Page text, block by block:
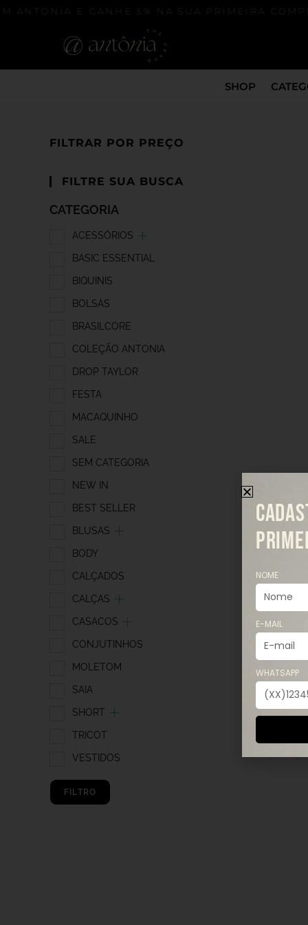
E GANHE 5% NA SUA PRIMEIRA
SHOP
FILTRAR POR PREÇO
FILTRE SUA BUSCA
CATEGORIA
ACESSÓRIOS
BASIC ESSENTIAL
BIQUINIS
BOLSAS
BRASILCORE
COLEÇÃO ANTONIA
DROP TAYLOR
FESTA
MACAQUINHO
SALE
SEM CATEGORIA
NEW IN
BEST SELLER
BLUSAS
BODY
CALÇADOS
CALÇAS
CASACOS
CONJUTINHOS
MOLETOM
SAIA
SHORT
TRICOT
VESTIDOS
FILTRO
NOME
E-MAIL
WHATSAPP